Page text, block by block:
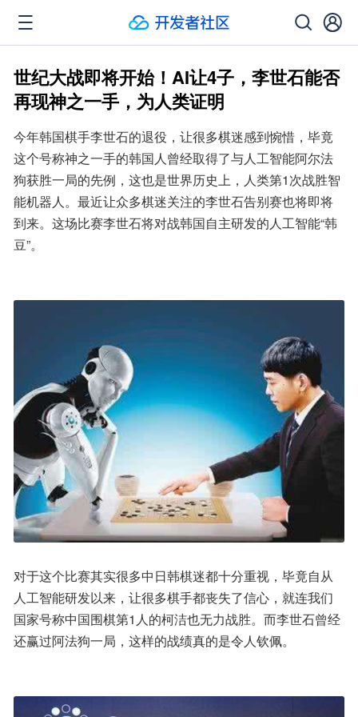
世纪大战即将开始！AI让4子，李世石能否
再现神之一手，为人类证明
今年韩国棋手李世石的退役，让很多棋迷感到惋惜，毕竟
这个号称神之一手的韩国人曾经取得了与人工智能阿尔法
狗获胜一局的先例，这也是世界历史上，人类第1次战胜智
能机器人。最近让众多棋迷关注的李世石告别赛也将即将
到来。这场比赛李世石将对战韩国自主研发的人工智能“韩
豆”。
对于这个比赛其实很多中日韩棋迷都十分重视，毕竟自从
人工智能研发以来，让很多棋手都丧失了信心，就连我们
国家号称中国围棋第1人的柯洁也无力战胜。而李世石曾经
还赢过阿法狗一局，这样的战绩真的是令人钦佩。